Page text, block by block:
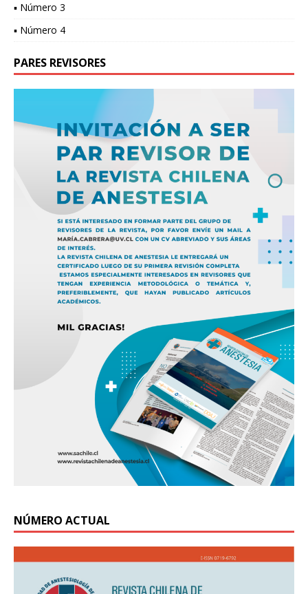
▪ Número 3
▪ Número 4
PARES REVISORES
NÚMERO ACTUAL